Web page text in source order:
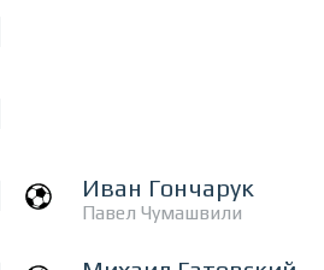
Иван Гончарук
Павел Чумашвили